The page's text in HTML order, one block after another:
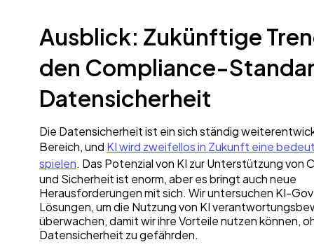
Ausblick: Zukünftige
den Compliance-
Datensicherheit
Die Datensicherheit ist ein sich ständig
Bereich, und KI wird zweifellos in Zukunft eine
spielen. Das Potenzial von KI zur Unterstützung von
und Sicherheit ist enorm, aber es bringt auch neue
Herausforderungen mit sich. Wir untersuchen KI-
Lösungen, um die Nutzung von KI
überwachen, damit wir ihre Vorteile nutzen können,
Datensicherheit zu gefährden.